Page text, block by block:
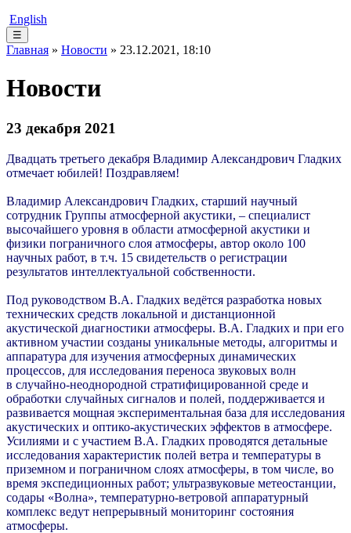
English
☰
Главная » Новости » 23.12.2021, 18:10
Новости
23 декабря 2021
Двадцать третьего декабря Владимир Александрович Гладких
отмечает юбилей! Поздравляем!
Владимир Александрович Гладких, старший научный
сотрудник Группы атмосферной акустики, – специалист
высочайшего уровня в области атмосферной акустики и
физики пограничного слоя атмосферы, автор около 100
научных работ, в т.ч. 15 свидетельств о регистрации
результатов интеллектуальной собственности.
Под руководством В.А. Гладких ведётся разработка новых
технических средств локальной и дистанционной
акустической диагностики атмосферы. В.А. Гладких и при его
активном участии созданы уникальные методы, алгоритмы и
аппаратура для изучения атмосферных динамических
процессов, для исследования переноса звуковых волн
в случайно-неоднородной стратифицированной среде и
обработки случайных сигналов и полей, поддерживается и
развивается мощная экспериментальная база для исследования
акустических и оптико-акустических эффектов в атмосфере.
Усилиями и с участием В.А. Гладких проводятся детальные
исследования характеристик полей ветра и температуры в
приземном и пограничном слоях атмосферы, в том числе, во
время экспедиционных работ; ультразвуковые метеостанции,
содары «Волна», температурно-ветровой аппаратурный
комплекс ведут непрерывный мониторинг состояния
атмосферы.